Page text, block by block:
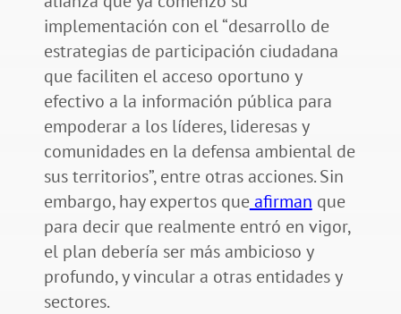
implementación con el “desarrollo de
estrategias de participación ciudadana
que faciliten el acceso oportuno y
efectivo a la información pública para
empoderar a los líderes, lideresas y
comunidades en la defensa ambiental de
sus territorios”, entre otras acciones. Sin
embargo, hay expertos queafirman que
para decir que realmente entró en vigor,
el plan debería ser más ambicioso y
profundo, y vincular a otras entidades y
sectores.